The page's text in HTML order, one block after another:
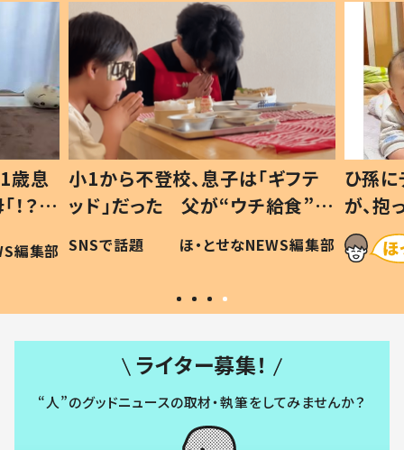
歳息
？」
編集部
小1から不登校、息子は「ギフテ
ッド」だった 父が“ウチ給食”を
作り続ける理由とは #令和の親
#令和の子
SNSで話題 ほ・とせなNEWS編集部
ひ孫
が、
「涙が
い」
ライター募集！
“人”のグッドニュースの取材・執筆をしてみませんか？